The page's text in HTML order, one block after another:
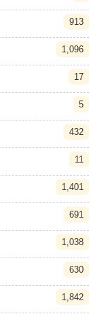
913
1,096
17
5
432
11
1,401
691
1,038
630
1,842